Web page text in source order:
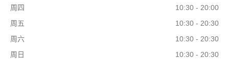
周四
10:30 - 20:00
周五
10:30 - 20:30
周六
10:30 - 20:30
周日
10:30 - 20:30